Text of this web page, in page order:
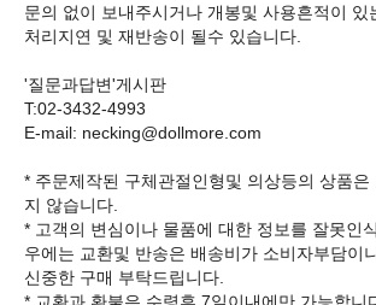
문의 없이 보내주시거나 개봉및 사용흔적이 있
처리지연 및 재반송이 될수 있습니다.
'질문과답변'게시판
T:02-3432-4993
E-mail: necking@dollmore.com
* 주문제작된 구체관절인형및 의상등의 상품은
지 않습니다.
* 고객의 변심이나 물품에 대한 정보를 잘못인
우에는 교환및 반송은 배송비가 소비자부담이
신중한 구매 부탁드립니다.